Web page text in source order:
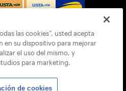
las cookies”, usted acepta
en su dispositivo para mejorar
el uso del mismo, y
para marketing.
de cookies